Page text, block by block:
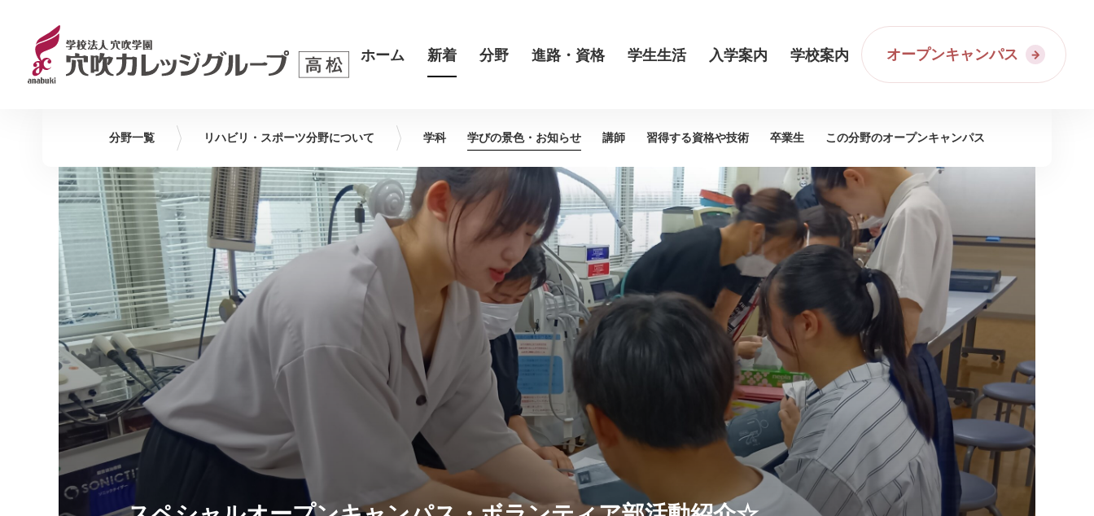
ホーム 新着 分野 進路・資格 学生生活 入学案内 学校案内 オープンキャンパス
分野一覧 リハビリ・スポーツ分野について 学科 学びの景色・ お知らせ 講師 習得する資格や技術 卒業生 この分野のオープンキャンパス